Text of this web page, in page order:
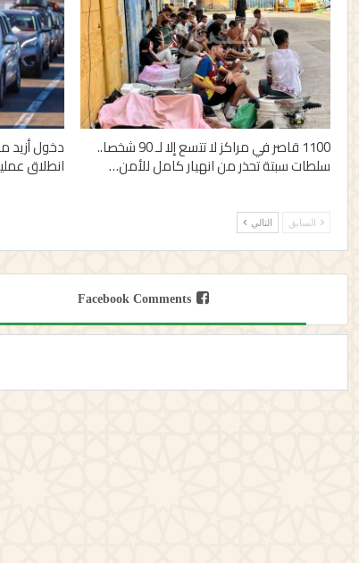
1100 قاصر في مراكز لا تتسع إلا لـ 90 شخصا..
سلطات سبتة تحذر من انهيار كامل للأمن… انطلاق عملية
السابق التالي
Facebook Comments